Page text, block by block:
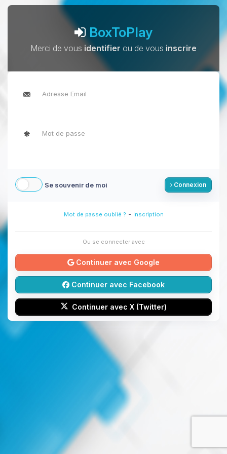
BoxToPlay
Merci de vous identifier ou de vous inscrire
Se souvenir de moi Connexion
Mot de passe oublié ? - Inscription
Ou se connecter avec
Continuer avec Google
Continuer avec Facebook
Continuer avec X (Twitter)